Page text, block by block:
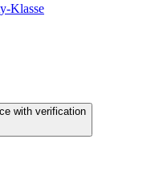
Klasse
with verification